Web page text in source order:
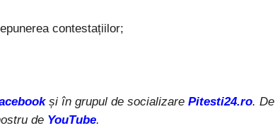
contestațiilor;
și în grupul de socializare Pitesti24.ro. De
de YouTube.